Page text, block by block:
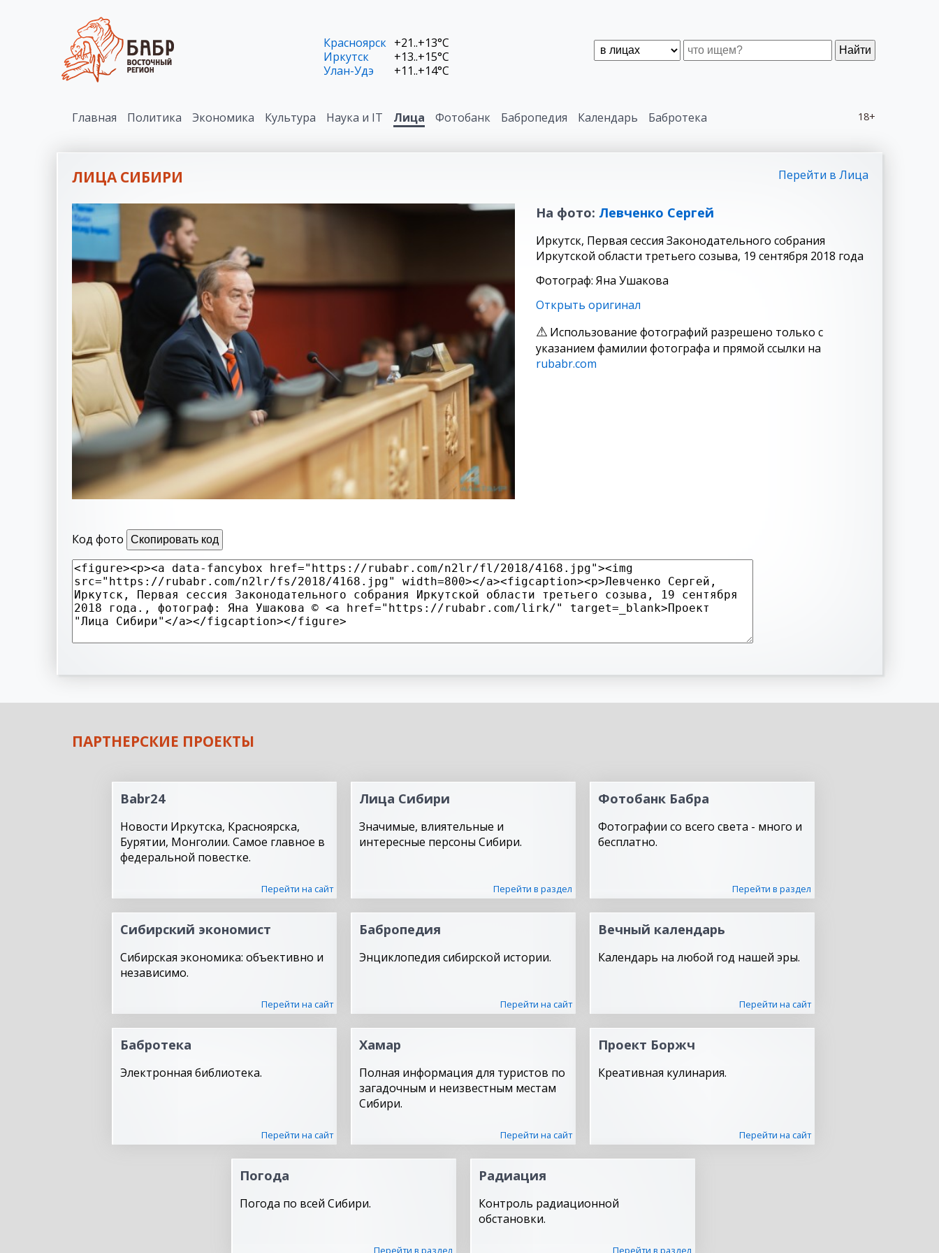
Найти
Красноярск +21..+13°C
Иркутск
+13..+15°C
Улан-Удэ
+11..+14°C
18+
Главная Политика Экономика Культура Наука и IT Лица Фотобанк Бабропедия Календарь Бабротека
ЛИЦА СИБИРИ Перейти в Лица
На фото: Левченко Сергей
Иркутск, Первая сессия Законодательного собрания
Иркутской области третьего созыва, 19 сентября 2018 года
Фотограф: Яна Ушакова
Открыть оригинал
Использование фотографий разрешено только с
указанием фамилии фотографа и прямой ссылки на
rubabr.com
Код фото Скопировать код
ПАРТНЕРСКИЕ ПРОЕКТЫ
Babr24
Новости Иркутска, Красноярска,
Бурятии, Монголии. Самое главное в
федеральной повестке.
Перейти на сайт
Лица Сибири
Значимые, влиятельные и
интересные персоны Сибири.
Перейти в раздел
Фотобанк Бабра
Фотографии со всего света - много и
бесплатно.
Перейти в раздел
Сибирский экономист
Сибирская экономика: объективно и
независимо.
Перейти на сайт
Бабропедия
Энциклопедия сибирской истории.
Перейти на сайт
Вечный календарь
Календарь на любой год нашей эры.
Перейти на сайт
Бабротека
Электронная библиотека.
Перейти на сайт
Хамар
Полная информация для туристов по
загадочным и неизвестным местам
Сибири.
Перейти на сайт
Проект Боржч
Креативная кулинария.
Перейти на сайт
Погода
Погода по всей Сибири.
Перейти в раздел
Радиация
Контроль радиационной
обстановки.
Перейти в раздел